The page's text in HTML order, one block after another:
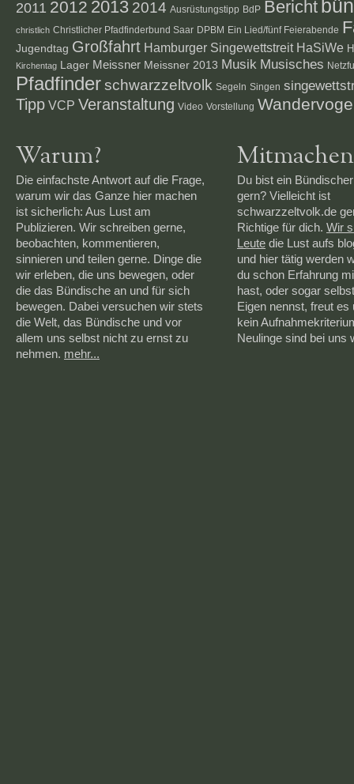
2011 2012 2013 2014 Ausrüstungstipp BdP Bericht
christlich Christlicher Pfadfinderbund Saar DPBM Ein Lied/fünf Feierabende
Jugendtag Großfahrt Hamburger Singewettstreit HaSiWe
Kirchentag Lager Meissner Meissner 2013 Musik Musisches
Pfadfinderschwarzzeltvolk Segeln Singen
Tipp VCP Veranstaltung Video Vorstellung
Warum?
Die einfachste Antwort auf die Frage,
warum wir das Ganze hier machen
ist sicherlich: Aus Lust am
Publizieren. Wir schreiben gerne,
beobachten, kommentieren,
sinnieren und teilen gerne. Dinge die
wir erleben, die uns bewegen, oder
die das Bündische an und für sich
bewegen. Dabei versuchen wir stets
die Welt, das Bündische und vor
allem uns selbst nicht zu ernst zu
nehmen. mehr...
Mitmachen
Du bist ein
gern? Vielleicht ist
schwarzzeltvolk.de
Richtige für dich. Wir
Leute die Lust aufs
und hier tätig werden
du schon Erfahrung
hast, oder sogar
Eigen nennst, freut es
kein
Neulinge sind bei uns